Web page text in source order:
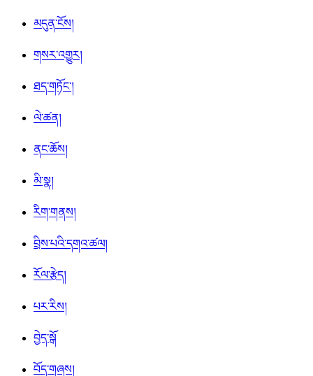
མདུན་ངོས།
གསར་འགྱུར།
ཐད་གཏོང་།
ལེ་ཚན།
ནང་ཆོས།
མི་སྣ།
རིག་གནས།
བྲིས་པའི་དགའ་ཚལ།
རོལ་རྩེད།
པར་རིས།
བྱེད་སྒོ
བོད་གཞས།